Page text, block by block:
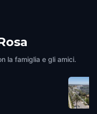
la famiglia e gli amici.